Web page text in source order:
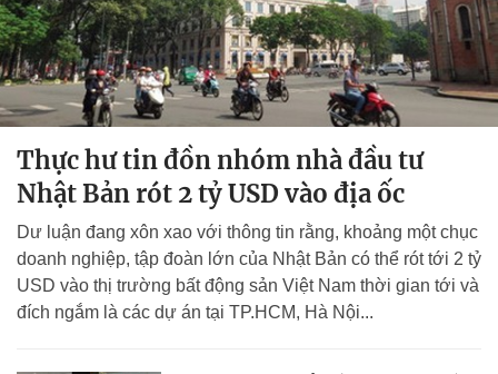
Thực hư tin đồn nhóm nhà đầu tư
Nhật Bản rót 2 tỷ USD vào địa ốc
Dư luận đang xôn xao với thông tin rằng, khoảng một chục
doanh nghiệp, tập đoàn lớn của Nhật Bản có thể rót tới 2 tỷ
USD vào thị trường bất động sản Việt Nam thời gian tới và
đích ngắm là các dự án tại TP.HCM, Hà Nội...